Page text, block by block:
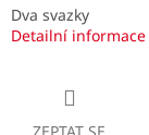
Dva svazky
Detailní informace